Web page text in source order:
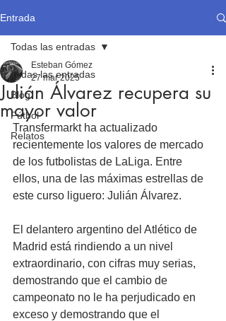
Entrada
Todas las entradas
Blog
Fútbol
Relatos
Todas las entradas
Julián Álvarez recupera su
mayor valor
Esteban Gómez
27 mar 2025
Transfermarkt ha actualizado
recientemente los valores de mercado
de los futbolistas de LaLiga. Entre
ellos, una de las máximas estrellas de
este curso liguero: Julián Álvarez.
El delantero argentino del Atlético de
Madrid está rindiendo a un nivel
extraordinario, con cifras muy serias,
demostrando que el cambio de
campeonato no le ha perjudicado en
exceso y demostrando que el